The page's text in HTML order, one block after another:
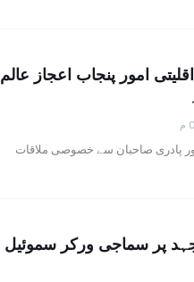
امور پنجاب اعجاز عالم
پادری صاحبان سے خصوصی ملاقات
پر سماجی ورکر سموئیل